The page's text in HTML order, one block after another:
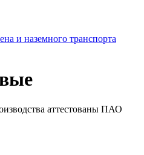
и наземного транспорта
аттестованы ПАО